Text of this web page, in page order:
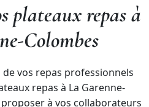
plateaux repas à
Colombes
vos repas professionnels
repas à La Garenne-
à vos collaborateurs